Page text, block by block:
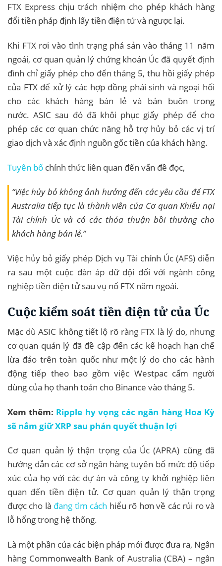
FTX Express chịu trách nhiệm cho phép khách hàng
đổi tiền pháp định lấy tiền điện tử và ngược lại.
Khi FTX rơi vào tình trạng phá sản vào tháng 11 năm
ngoái, cơ quan quản lý chứng khoán Úc đã quyết định
đình chỉ giấy phép cho đến tháng 5, thu hồi giấy phép
của FTX để xử lý các hợp đồng phái sinh và ngoại hối
cho các khách hàng bán lẻ và bán buôn trong
nước. ASIC sau đó đã khôi phục giấy phép để cho
phép các cơ quan chức năng hỗ trợ hủy bỏ các vị trí
giao dịch và xác định nguồn gốc tiền của khách hàng.
Tuyên bố chính thức liên quan đến vấn đề đọc,
“Việc hủy bỏ không ảnh hưởng đến các yêu cầu để FTX
Australia tiếp tục là thành viên của Cơ quan Khiếu nại
Tài chính Úc và có các thỏa thuận bồi thường cho
khách hàng bán lẻ.”
Việc hủy bỏ giấy phép Dịch vụ Tài chính Úc (AFS) diễn
ra sau một cuộc đàn áp dữ dội đối với ngành công
nghiệp tiền điện tử sau vụ nổ FTX năm ngoái.
Cuộc kiểm soát tiền điện tử của Úc
Mặc dù ASIC không tiết lộ rõ ​​ràng FTX là lý do, nhưng
cơ quan quản lý đã đề cập đến các kế hoạch hạn chế
lừa đảo trên toàn quốc như một lý do cho các hành
động tiếp theo bao gồm việc Westpac cấm người
dùng của họ thanh toán cho Binance vào tháng 5.
Xem thêm: Ripple hy vọng các ngân hàng Hoa Kỳ
sẽ nắm giữ XRP sau phán quyết thuận lợi
Cơ quan quản lý thận trọng của Úc (APRA) cũng đã
hướng dẫn các cơ sở ngân hàng tuyên bố mức độ tiếp
xúc của họ với các dự án và công ty khởi nghiệp liên
quan đến tiền điện tử. Cơ quan quản lý thận trọng
được cho là đang tìm cách hiểu rõ hơn về các rủi ro và
lỗ hổng trong hệ thống.
Là một phần của các biện pháp mới được đưa ra, Ngân
hàng Commonwealth Bank of Australia (CBA) – ngân